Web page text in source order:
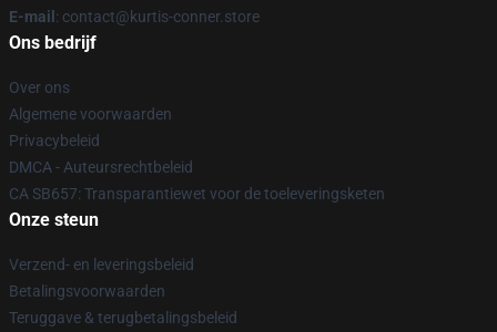
E-mail : contact@kurtis-conner.store
Ons bedrijf
Over ons
Algemene voorwaarden
Privacybeleid
DMCA - Auteursrechtbeleid
CA SB657: Transparantiewet voor de toeleveringsketen
Onze steun
Verzend- en leveringsbeleid
Betalingsvoorwaarden
Teruggave & terugbetalingsbeleid